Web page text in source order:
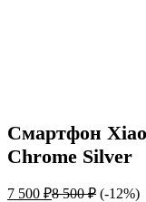
Смартфон
Chrome Silver
7 500 ₽8 500₽ (-12%)